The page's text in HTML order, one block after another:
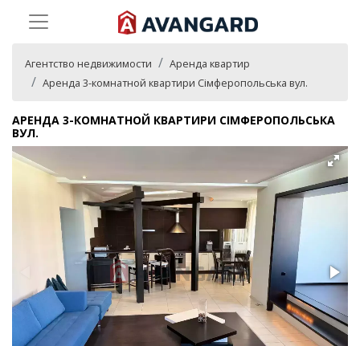
Агентство недвижимости
Аренда квартир
Аренда 3-комнатной квартири Сімферопольська вул.
АРЕНДА 3-КОМНАТНОЙ КВАРТИРИ СІМФЕРОПОЛЬСЬКА
ВУЛ.